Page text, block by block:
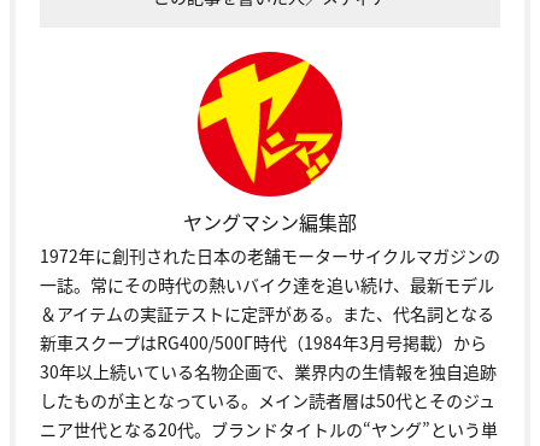
ヤングマシン編集部
1972年に創刊された日本の老舗モーターサイクルマガジンの
一誌。常にその時代の熱いバイク達を追い続け、最新モデル
＆アイテムの実証テストに定評がある。また、代名詞となる
新車スクープはRG400/500Γ時代（1984年3月号掲載）から
30年以上続いている名物企画で、業界内の生情報を独自追跡
したものが主となっている。メイン読者層は50代とそのジュ
ニア世代となる20代。ブランドタイトルの“ヤング”という単